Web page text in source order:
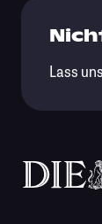
Lass